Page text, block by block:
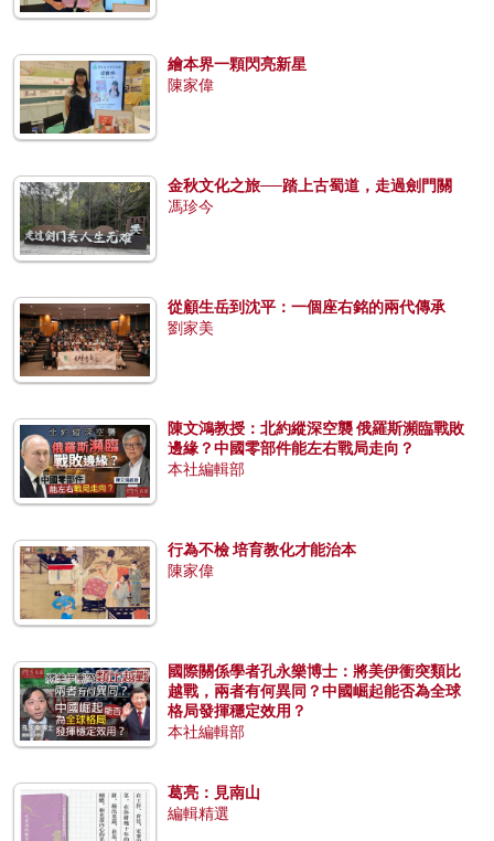
繪本界一顆閃亮新星
陳家偉
金秋文化之旅──踏上古蜀道，走過劍門關
馮珍今
從顧生岳到沈平：一個座右銘的兩代傳承
劉家美
陳文鴻教授：北約縱深空襲 俄羅斯瀕臨戰敗
邊緣？中國零部件能左右戰局走向？
本社編輯部
行為不檢 培育教化才能治本
陳家偉
國際關係學者孔永樂博士：將美伊衝突類比
越戰，兩者有何異同？中國崛起能否為全球
格局發揮穩定效用？
本社編輯部
葛亮：見南山
編輯精選